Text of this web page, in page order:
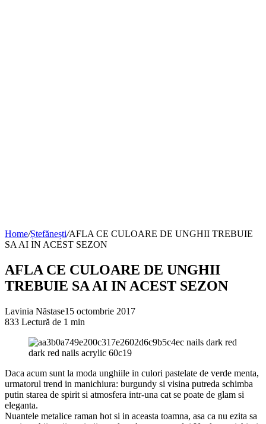
Home/Ștefănești/AFLA CE CULOARE DE UNGHII TREBUIE
SA AI IN ACEST SEZON
AFLA CE CULOARE DE UNGHII
TREBUIE SA AI IN ACEST SEZON
Lavinia Năstase15 octombrie 2017
833 Lectură de 1 min
Daca acum sunt la moda unghiile in culori pastelate de verde menta,
urmatorul trend in manichiura: burgundy si visina putreda schimba
putin starea de spirit si atmosfera intr-una cat se poate de glam si
eleganta.
Nuantele metalice raman hot si in aceasta toamna, asa ca nu ezita sa